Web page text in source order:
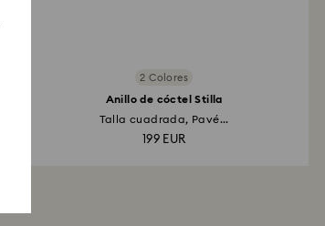
2 Colores
Anillo de cóctel Stilla
Talla cuadrada, Pavé...
199 EUR